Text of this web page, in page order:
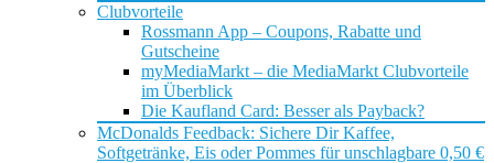
Clubvorteile
Rossmann App – Coupons, Rabatte und
Gutscheine
myMediaMarkt – die MediaMarkt Clubvorteile
im Überblick
Die Kaufland Card: Besser als Payback?
McDonalds Feedback: Sichere Dir Kaffee,
Softgetränke, Eis oder Pommes für unschlagbare 0,50 €